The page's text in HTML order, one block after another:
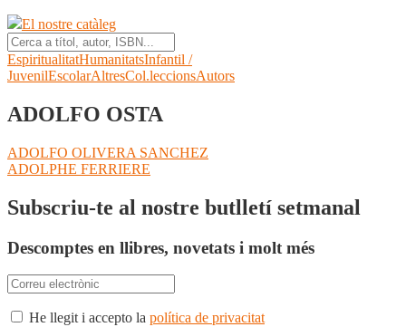
El nostre catàleg
EspiritualitatHumanitatsInfantil /
JuvenilEscolarAltresCol.leccionsAutors
ADOLFO OSTA
Navegació
d'entrades
Entrada
anterior:
ADOLFO OLIVERA SANCHEZ
Pròxima
ADOLPHE FERRIERE
Subscriu-te al nostre butlletí setmanal
Descomptes en llibres, novetats i molt més
He llegit i accepto la política de privacitat